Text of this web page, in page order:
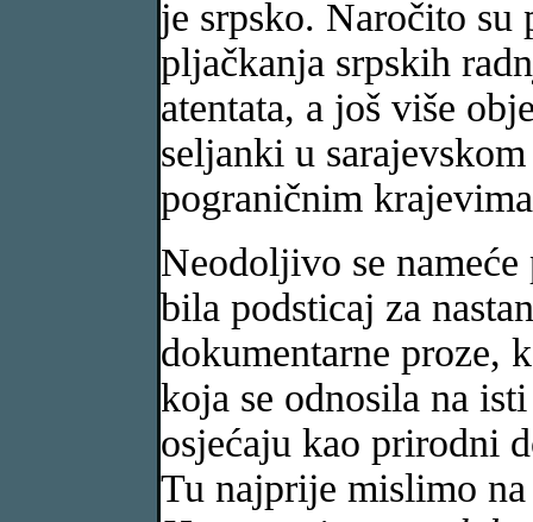
je srpsko. Naročito
pljačkanja srpskih
atentata, a još više
seljanki u
pograničnim
Neodoljivo se
bila podsticaj za
dokumentarne proze,
koja se odnosila na
osjećaju kao prirodni
Tu najprije mislimo